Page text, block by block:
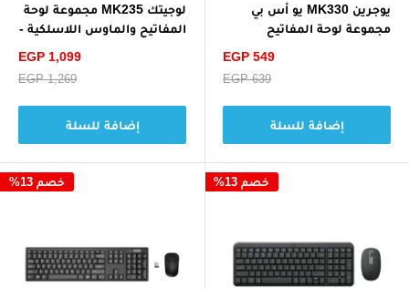
يوجرين MK330 يو أس بي
مجموعة لوحة المفاتيح
سعر
EGP 549
سعر
EGP 639
إضافة للسلة
لوجيتك MK235 مجموعة لوحة
المفاتيح والماوس اللاسلكية -
سعر
EGP 1,099
سعر
EGP 1,269
إضافة للسلة
خصم 13% خصم 13%